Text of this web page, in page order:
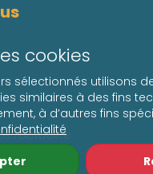
cookies
sélectionnés utilisons
similaires à des fins
à d’autres fins
l'actualité